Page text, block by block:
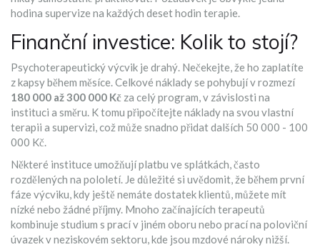
hodina supervize na každých deset hodin terapie.
Finanční investice: Kolik to stojí?
Psychoterapeutický výcvik je drahý. Nečekejte, že ho zaplatíte
z kapsy během měsíce. Celkové náklady se pohybují v rozmezí
180 000 až 300 000 Kč za celý program, v závislosti na
instituci a směru. K tomu připočítejte náklady na svou vlastní
terapii a supervizi, což může snadno přidat dalších 50 000 - 100
000 Kč.
Některé instituce umožňují platbu ve splátkách, často
rozdělených na pololetí. Je důležité si uvědomit, že během první
fáze výcviku, kdy ještě nemáte dostatek klientů, můžete mít
nízké nebo žádné příjmy. Mnoho začínajících terapeutů
kombinuje studium s prací v jiném oboru nebo prací na poloviční
úvazek v neziskovém sektoru, kde jsou mzdové nároky nižší.